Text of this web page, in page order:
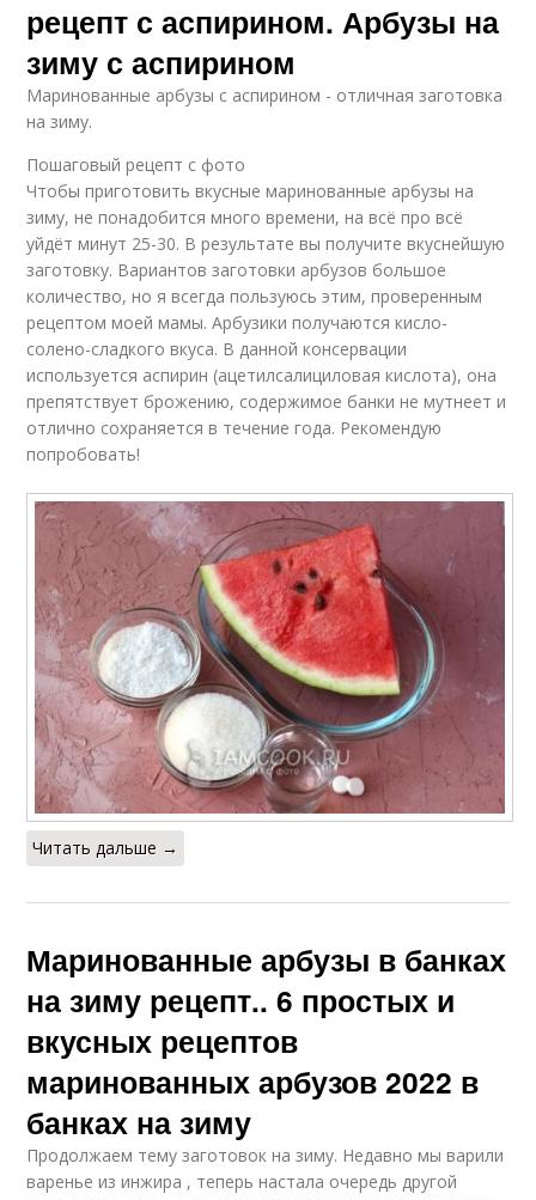
рецепт с аспирином. Арбузы на
зиму с аспирином
Маринованные арбузы с аспирином - отличная заготовка
на зиму.
Пошаговый рецепт с фото
Чтобы приготовить вкусные маринованные арбузы на
зиму, не понадобится много времени, на всё про всё
уйдёт минут 25-30. В результате вы получите вкуснейшую
заготовку. Вариантов заготовки арбузов большое
количество, но я всегда пользуюсь этим, проверенным
рецептом моей мамы. Арбузики получаются кисло-
солено-сладкого вкуса. В данной консервации
используется аспирин (ацетилсалициловая кислота), она
препятствует брожению, содержимое банки не мутнеет и
отлично сохраняется в течение года. Рекомендую
попробовать!
Читать дальше →
Маринованные арбузы в банках
на зиму рецепт.. 6 простых и
вкусных рецептов
маринованных арбузов 2022 в
банках на зиму
Продолжаем тему заготовок на зиму. Недавно мы варили
варенье из инжира , теперь настала очередь другой